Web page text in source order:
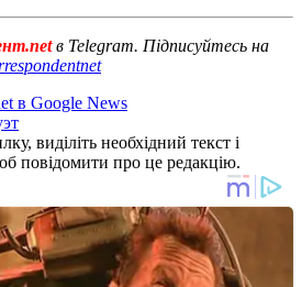
в Telegram. Підписуйтесь на
в Google News
виділіть необхідний текст і
повідомити про це редакцію.